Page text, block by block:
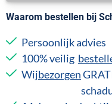
Waarom bestellen bij
Persoonlijk advies
100% veilig
Wijbezorgen